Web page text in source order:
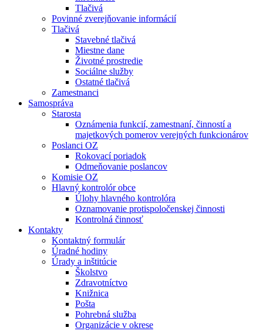
Tlačivá
Povinné zverejňovanie informácií
Tlačivá
Stavebné tlačivá
Miestne dane
Životné prostredie
Sociálne služby
Ostatné tlačivá
Zamestnanci
Samospráva
Starosta
Oznámenia funkcií, zamestnaní, činností a
majetkových pomerov verejných funkcionárov
Poslanci OZ
Rokovací poriadok
Odmeňovanie poslancov
Komisie OZ
Hlavný kontrolór obce
Úlohy hlavného kontrolóra
Oznamovanie protispoločenskej činnosti
Kontrolná činnosť
Kontakty
Kontaktný formulár
Úradné hodiny
Úrady a inštitúcie
Školstvo
Zdravotníctvo
Knižnica
Pošta
Pohrebná služba
Organizácie v okrese